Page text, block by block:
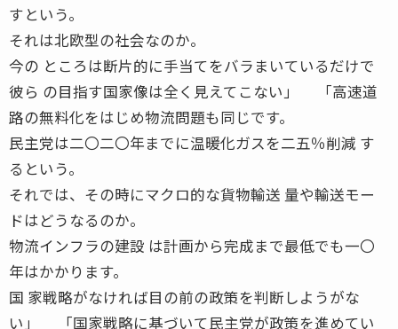
すという。
それは北欧型の社会なのか。
今の ところは断片的に手当てをバラまいているだけで
彼ら の目指す国家像は全く見えてこない」 「高速道
路の無料化をはじめ物流問題も同じです。
民主党は二〇二〇年までに温暖化ガスを二五％削減 す
るという。
それでは、その時にマクロ的な貨物輸送 量や輸送モー
ドはどうなるのか。
物流インフラの建設 は計画から完成まで最低でも一〇
年はかかります。
国 家戦略がなければ目の前の政策を判断しようがな
い」 「国家戦略に基づいて民主党が政策を進めてい